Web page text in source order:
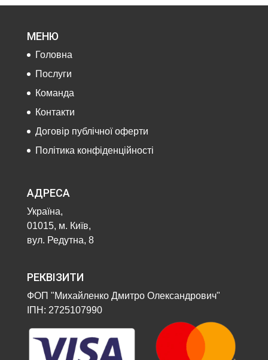
МЕНЮ
Головна
Послуги
Команда
Контакти
Договір публічної оферти
Політика конфіденційності
АДРЕСА
Україна,
01015, м. Київ,
вул. Редутна, 8
РЕКВІЗИТИ
ФОП "Михайленко Дмитро Олександрович"
ІПН: 2725107990